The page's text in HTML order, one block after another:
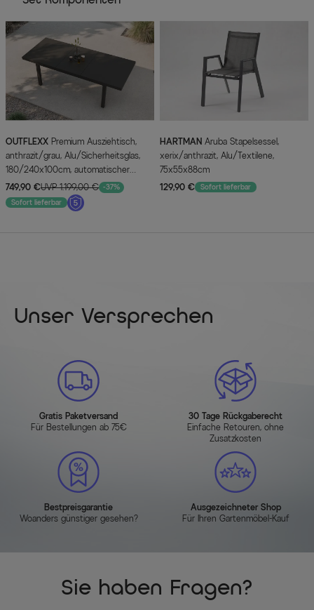
OUTFLEXX
anthrazit/grau, Alu/Sicherheitsglas,
180/240x100cm, automatischer
Ausziehmechanismus
749,90 €UVP 1.199,00 € -37%
Sofort lieferbar
HARTMAN
xerix/anthrazit, Alu/Textilene,
75x55x88cm
129,90 €
Sofort lieferbar
Unser Versprechen
Gratis Paketversand
Für Bestellungen ab 75€
30 Tage Rückgaberecht
Einfache Retouren, ohne
Zusatzkosten
Bestpreisgarantie
Woanders günstiger gesehen?
Ausgezeichneter Shop
Für Ihren Gartenmöbel-Kauf
Sie haben Fragen?